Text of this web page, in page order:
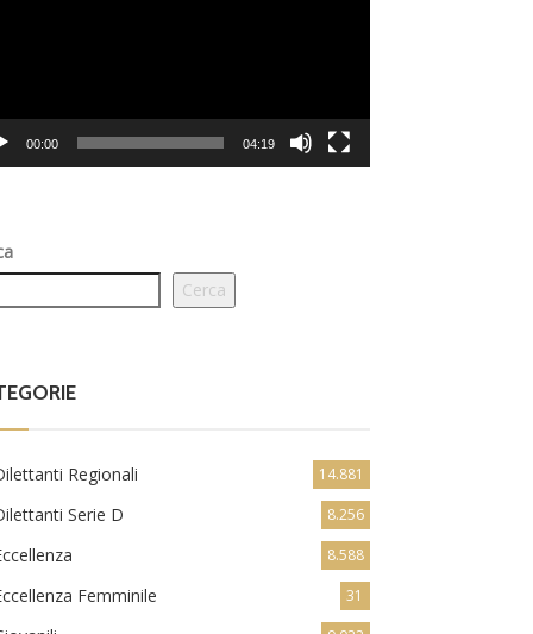
00:00 04:19
Cerca
Regionali 14.881
Serie D 8.256
8.588
Femminile 31